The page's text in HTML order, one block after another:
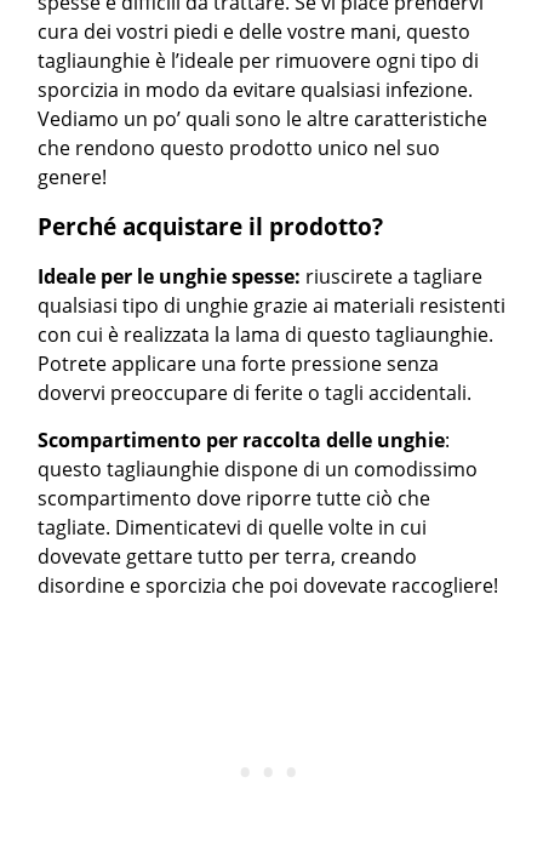
cura dei vostri piedi e delle vostre mani, questo
tagliaunghie è l’ideale per rimuovere ogni tipo di
sporcizia in modo da evitare qualsiasi infezione.
Vediamo un po’ quali sono le altre caratteristiche
che rendono questo prodotto unico nel suo
genere!
Perché acquistare il prodotto?
Ideale per le unghie spesse: riuscirete a tagliare
qualsiasi tipo di unghie grazie ai materiali resistenti
con cui è realizzata la lama di questo tagliaunghie.
Potrete applicare una forte pressione senza
dovervi preoccupare di ferite o tagli accidentali.
Scompartimento per raccolta delle unghie:
questo tagliaunghie dispone di un comodissimo
scompartimento dove riporre tutte ciò che
tagliate. Dimenticatevi di quelle volte in cui
dovevate gettare tutto per terra, creando
disordine e sporcizia che poi dovevate raccogliere!